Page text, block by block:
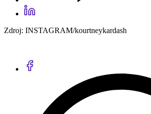
Zdroj: INSTAGRAM/kourtneykardash